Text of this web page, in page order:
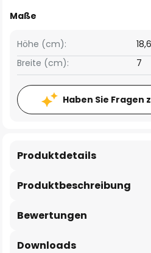
Maße
Breite (cm): 7
Höhe (cm): 18,6
Haben Sie Fragen
Produktbeschreibung
Produktdetails
Bewertungen
Downloads